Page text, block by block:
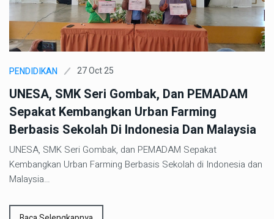
PENDIDIKAN 27 Oct 25
UNESA, SMK Seri Gombak, Dan PEMADAM
Sepakat Kembangkan Urban Farming
Berbasis Sekolah Di Indonesia Dan Malaysia
UNESA, SMK Seri Gombak, dan PEMADAM Sepakat
Kembangkan Urban Farming Berbasis Sekolah di Indonesia dan
Malaysia…